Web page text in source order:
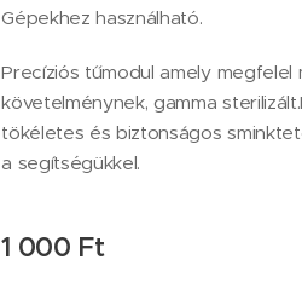
Gépekhez használható.
Precíziós tűmodul amely megfelel
követelménynek, gamma
tökéletes és biztonságos
a segítségükkel.
1 000 Ft